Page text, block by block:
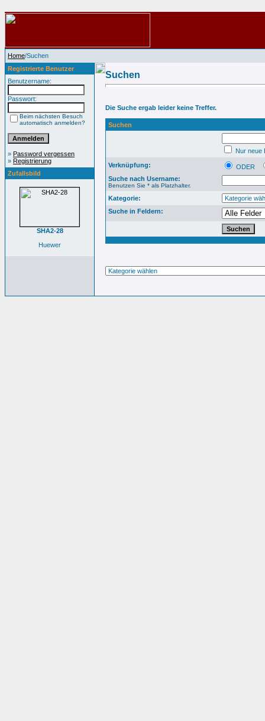
Home/Suchen
Registrierte Benutzer
Benutzername:
Passwort:
Beim nächsten Besuch
automatisch anmelden?
» Password vergessen
» Registrierung
Zufallsbild
SHA2-28
Huewer
Suchen
Die Suche ergab leider keine Treffer.
Suchen
Nur neue
Verknüpfung:
ODER
Suche nach Username:
Benutzen Sie * als Platzhalter.
Kategorie:
Suche in Feldern: